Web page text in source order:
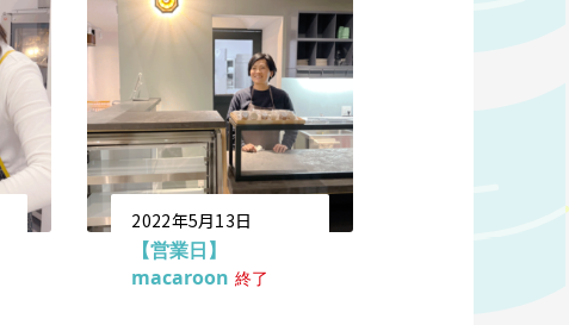
2022年5月13日
【営業日】
macaroon 終了